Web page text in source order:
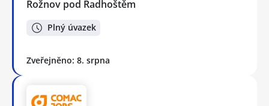
Rožnov pod Radhoštěm
Plný úvazek
Zveřejněno: 8. srpna